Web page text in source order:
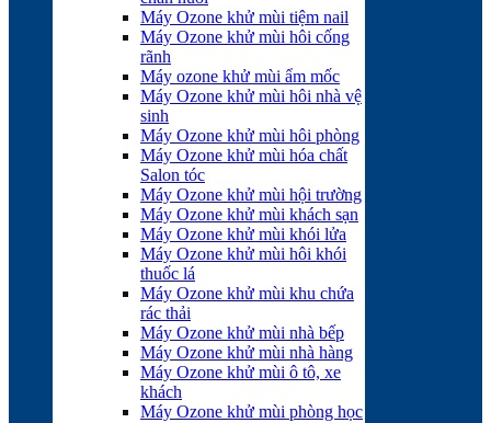
Máy Ozone khử mùi tiệm nail
Máy Ozone khử mùi hôi cống
rãnh
Máy ozone khử mùi ẩm mốc
Máy Ozone khử mùi hôi nhà vệ
sinh
Máy Ozone khử mùi hôi phòng
Máy Ozone khử mùi hóa chất
Salon tóc
Máy Ozone khử mùi hội trường
Máy Ozone khử mùi khách sạn
Máy Ozone khử mùi khói lửa
Máy Ozone khử mùi hôi khói
thuốc lá
Máy Ozone khử mùi khu chứa
rác thải
Máy Ozone khử mùi nhà bếp
Máy Ozone khử mùi nhà hàng
Máy Ozone khử mùi ô tô, xe
khách
Máy Ozone khử mùi phòng học